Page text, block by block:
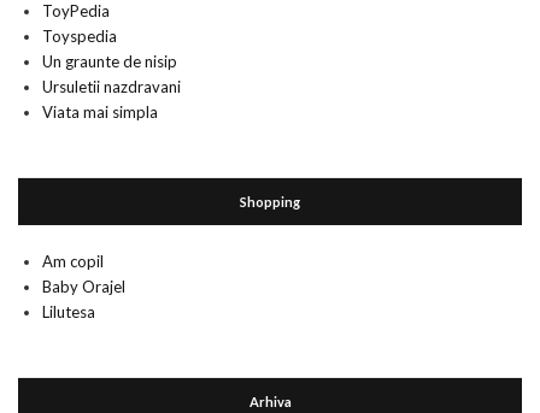
ToyPedia
Toyspedia
Un graunte de nisip
Ursuletii nazdravani
Viata mai simpla
Shopping
Am copil
Baby Orajel
Lilutesa
Arhiva